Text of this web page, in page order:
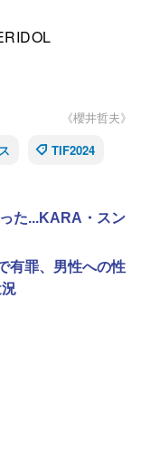
《櫻井哲夫》
TIF2024
た...KARA・スン
有罪、男性への性